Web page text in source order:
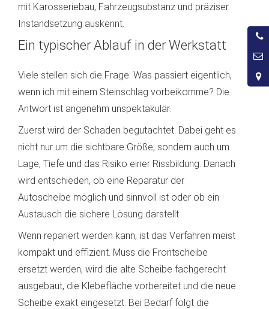
mit Karosseriebau, Fahrzeugsubstanz und präziser
Instandsetzung auskennt.
Ein typischer Ablauf in der Werkstatt
Viele stellen sich die Frage: Was passiert eigentlich,
wenn ich mit einem Steinschlag vorbeikomme? Die
Antwort ist angenehm unspektakulär.
Zuerst wird der Schaden begutachtet. Dabei geht es
nicht nur um die sichtbare Größe, sondern auch um
Lage, Tiefe und das Risiko einer Rissbildung. Danach
wird entschieden, ob eine Reparatur der
Autoscheibe möglich und sinnvoll ist oder ob ein
Austausch die sichere Lösung darstellt.
Wenn repariert werden kann, ist das Verfahren meist
kompakt und effizient. Muss die Frontscheibe
ersetzt werden, wird die alte Scheibe fachgerecht
ausgebaut, die Klebefläche vorbereitet und die neue
Scheibe exakt eingesetzt. Bei Bedarf folgt die